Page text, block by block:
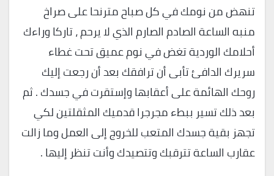
تنهض من نومك في كل صباح مترنحا على صراخ
منبه الساعة الصادم الصارم الذي لا يرحم ، تاركا وراءك
أحلامك الوردية تغض في نوم عميق تحت غطاء
سريرك الدافئ تأبى أن ترافقك بعد أن رجعت إليك
روحك الهائمة على أعقابها وإستقرت في جسدك . ثم
بعد ذلك تسير ببطء مجرجرا قدميك المثقلتين لكي
تجهز بقية جسدك المتعب للخروج إلى العمل وما زالت
عقارب الساعة تترقبك وتتصيدك وأنت تنظر إليها .